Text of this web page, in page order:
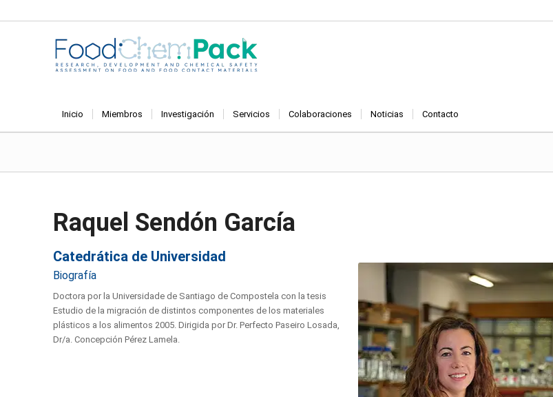
Inicio Miembros Investigación Servicios Colaboraciones Noticias Contacto
Raquel Sendón García
Catedrática de Universidad
Biografía
Doctora por la Universidade de Santiago de Compostela con la tesis
Estudio de la migración de distintos componentes de los materiales
plásticos a los alimentos 2005. Dirigida por Dr. Perfecto Paseiro Losada,
Dr/a. Concepción Pérez Lamela.